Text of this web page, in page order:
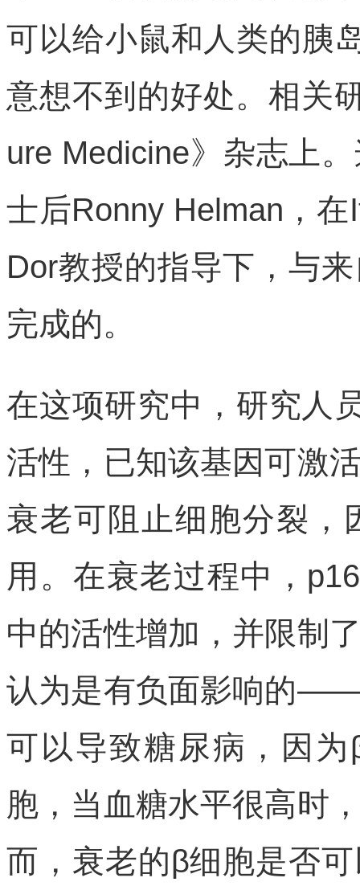
可以给小鼠和人类的胰
意想不到的好处。相关
ure Medicine》杂志上
士后Ronny Helman，
Dor教授的指导下，与
完成的。
在这项研究中，研究人
活性，已知该基因可激
衰老可阻止细胞分裂，
用。在衰老过程中，
中的活性增加，并限制
认为是有负面影响的
可以导致糖尿病，因
胞，当血糖水平很高时
而，衰老的β细胞是否